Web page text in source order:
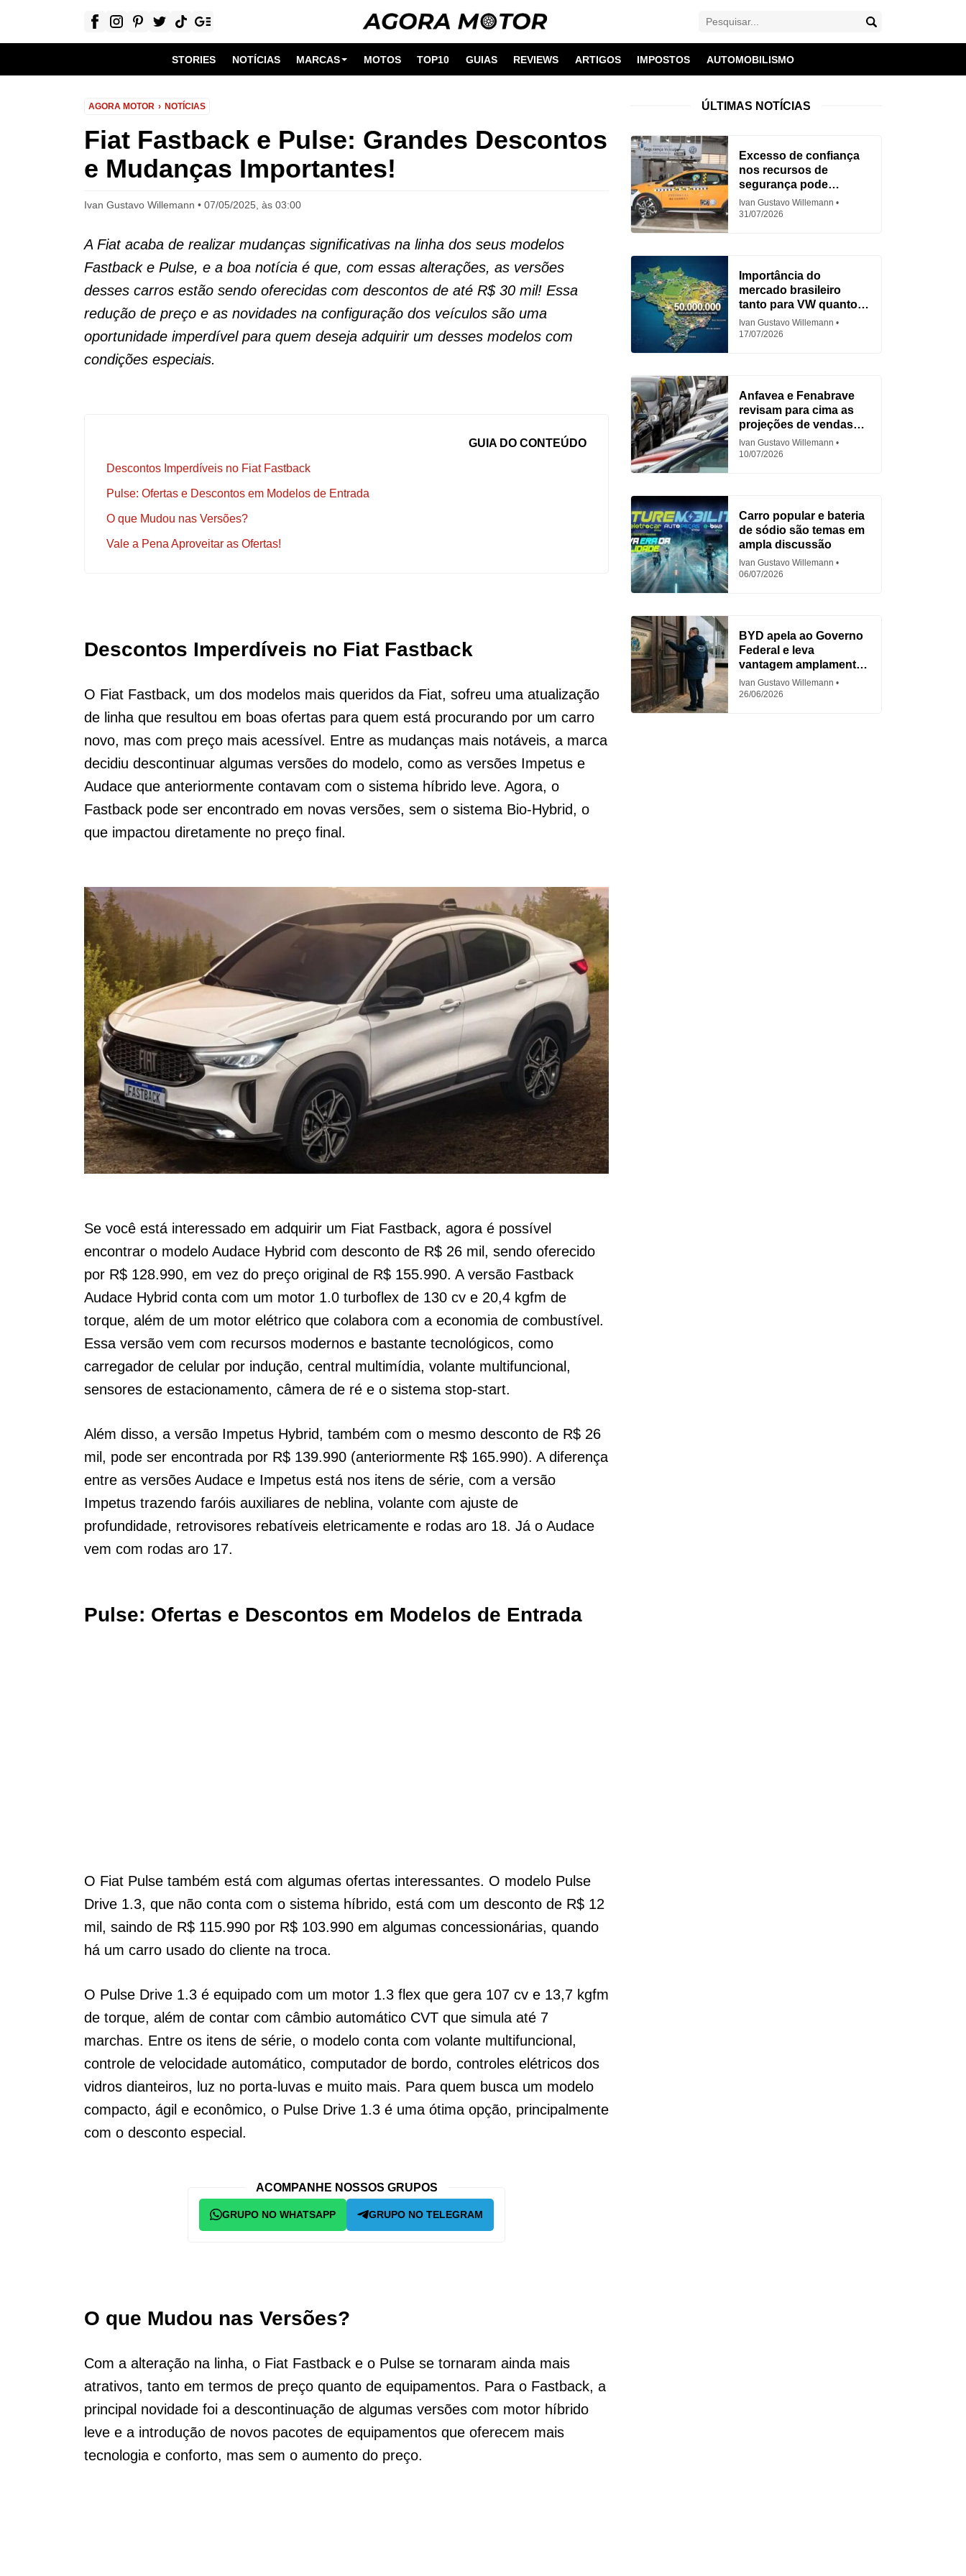
STORIES NOTÍCIAS MARCAS MOTOS TOP10 GUIAS REVIEWS ARTIGOS IMPOSTOS AUTOMOBILISMO
AGORA MOTOR NOTÍCIAS
Fiat Fastback e Pulse: Grandes Descontos
e Mudanças Importantes!
Ivan Gustavo Willemann 07/05/2025, às 03:00
A Fiat acaba de realizar mudanças significativas na linha dos seus modelos
Fastback e Pulse, e a boa notícia é que, com essas alterações, as versões
desses carros estão sendo oferecidas com descontos de até R$ 30 mil! Essa
redução de preço e as novidades na configuração dos veículos são uma
oportunidade imperdível para quem deseja adquirir um desses modelos com
condições especiais.
GUIA DO CONTEÚDO
Descontos Imperdíveis no Fiat Fastback
Pulse: Ofertas e Descontos em Modelos de Entrada
O que Mudou nas Versões?
Vale a Pena Aproveitar as Ofertas!
Descontos Imperdíveis no Fiat Fastback
O Fiat Fastback, um dos modelos mais queridos da Fiat, sofreu uma atualização
de linha que resultou em boas ofertas para quem está procurando por um carro
novo, mas com preço mais acessível. Entre as mudanças mais notáveis, a marca
decidiu descontinuar algumas versões do modelo, como as versões Impetus e
Audace que anteriormente contavam com o sistema híbrido leve. Agora, o
Fastback pode ser encontrado em novas versões, sem o sistema Bio-Hybrid, o
que impactou diretamente no preço final.
Se você está interessado em adquirir um Fiat Fastback, agora é possível
encontrar o modelo Audace Hybrid com desconto de R$ 26 mil, sendo oferecido
por R$ 128.990, em vez do preço original de R$ 155.990. A versão Fastback
Audace Hybrid conta com um motor 1.0 turboflex de 130 cv e 20,4 kgfm de
torque, além de um motor elétrico que colabora com a economia de combustível.
Essa versão vem com recursos modernos e bastante tecnológicos, como
carregador de celular por indução, central multimídia, volante multifuncional,
sensores de estacionamento, câmera de ré e o sistema stop-start.
Além disso, a versão Impetus Hybrid, também com o mesmo desconto de R$ 26
mil, pode ser encontrada por R$ 139.990 (anteriormente R$ 165.990). A diferença
entre as versões Audace e Impetus está nos itens de série, com a versão
Impetus trazendo faróis auxiliares de neblina, volante com ajuste de
profundidade, retrovisores rebatíveis eletricamente e rodas aro 18. Já o Audace
vem com rodas aro 17.
Pulse: Ofertas e Descontos em Modelos de Entrada
O Fiat Pulse também está com algumas ofertas interessantes. O modelo Pulse
Drive 1.3, que não conta com o sistema híbrido, está com um desconto de R$ 12
mil, saindo de R$ 115.990 por R$ 103.990 em algumas concessionárias, quando
há um carro usado do cliente na troca.
O Pulse Drive 1.3 é equipado com um motor 1.3 flex que gera 107 cv e 13,7 kgfm
de torque, além de contar com câmbio automático CVT que simula até 7
marchas. Entre os itens de série, o modelo conta com volante multifuncional,
controle de velocidade automático, computador de bordo, controles elétricos dos
vidros dianteiros, luz no porta-luvas e muito mais. Para quem busca um modelo
compacto, ágil e econômico, o Pulse Drive 1.3 é uma ótima opção, principalmente
com o desconto especial.
ACOMPANHE NOSSOS GRUPOS
GRUPO NO WHATSAPP GRUPO NO TELEGRAM
O que Mudou nas Versões?
Com a alteração na linha, o Fiat Fastback e o Pulse se tornaram ainda mais
atrativos, tanto em termos de preço quanto de equipamentos. Para o Fastback, a
principal novidade foi a descontinuação de algumas versões com motor híbrido
leve e a introdução de novos pacotes de equipamentos que oferecem mais
tecnologia e conforto, mas sem o aumento do preço.
ÚLTIMAS NOTÍCIAS
Excesso de confiança
nos recursos de
segurança pode
aumentar acidentes
Ivan Gustavo Willemann
31/07/2026
Importância do
mercado brasileiro
tanto para VW quanto
para Fiat
Ivan Gustavo Willemann
17/07/2026
Anfavea e Fenabrave
revisam para cima as
projeções de vendas
em 2026
Ivan Gustavo Willemann
10/07/2026
Carro popular e bateria
de sódio são temas em
ampla discussão
Ivan Gustavo Willemann
06/07/2026
BYD apela ao Governo
Federal e leva
vantagem amplamente
criticada
Ivan Gustavo Willemann
26/06/2026